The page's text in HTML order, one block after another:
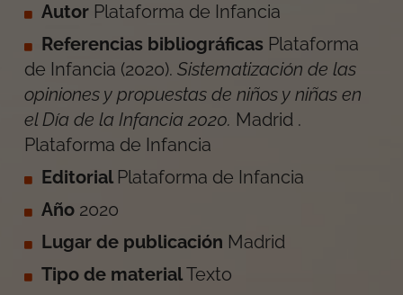
Autor Plataforma de Infancia
Referencias bibliográficas Plataforma
de Infancia (2020). Sistematización de las
opiniones y propuestas de niños y niñas en
el Día de la Infancia 2020. Madrid .
Plataforma de Infancia
Editorial Plataforma de Infancia
Año 2020
Lugar de publicación Madrid
Tipo de material Texto